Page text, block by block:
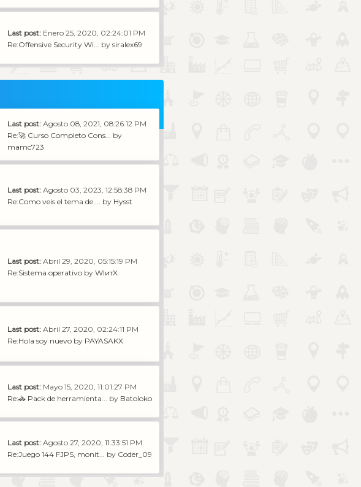
Last post: Enero 25, 2020, 02:24:01 PM
Re:Offensive Security Wi...
bysiralex69
Last post:Agosto 08, 2021, 08:26:12 PM
Re:🚀 Curso Completo Cons... by
mamc723
Last post:Agosto 03, 2023, 12:58:38 PM
Re:Como veis el tema de ... by Hysst
Last post:Abril 29, 2020, 05:15:19 PM
Re:Sistema operativo byWIитX
Last post:Abril 27, 2020, 02:24:11 PM
Re:Hola soy nuevo by PAYASAKX
Last post: Mayo 15, 2020, 11:01:27 PM
Re:🚓 Pack de herramienta...
by Batoloko
Last post:Agosto 27, 2020, 11:33:51 PM
Re:Juego 144 FJPS, monit...
by Coder_09